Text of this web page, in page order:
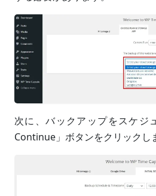
次に、バックアップをスケジ
Continue」ボタンをクリックし